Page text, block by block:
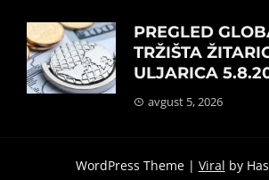
PREGLED
TRŽIŠTA
ULJARICA
avgust 5, 2026
WordPress Theme | Viral by